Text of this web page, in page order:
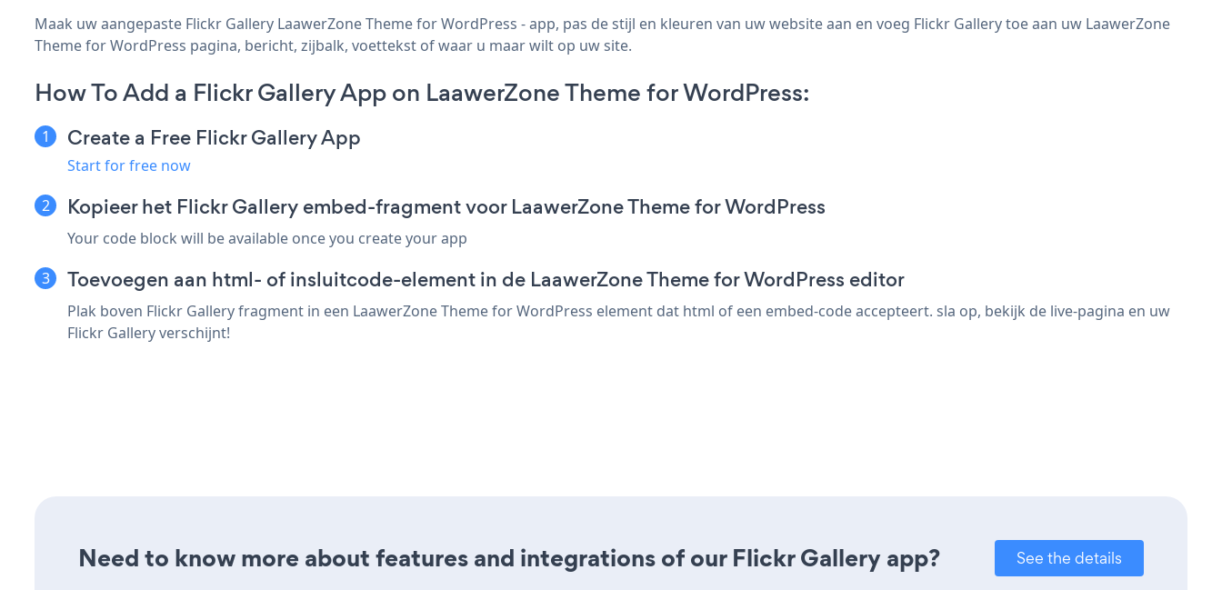
Maak uw aangepaste Flickr Gallery LaawerZone Theme for WordPress - app, pas de stijl en kleuren van uw website aan en voeg Flickr Gallery toe aan uw LaawerZone
Theme for WordPress pagina, bericht, zijbalk, voettekst of waar u maar wilt op uw site.
How To Add a Flickr Gallery App on LaawerZone Theme for WordPress:
Create a Free Flickr Gallery App
Start for free now
Kopieer het Flickr Gallery embed-fragment voor LaawerZone Theme for WordPress
Your code block will be available once you create your app
Toevoegen aan html- of insluitcode-element in de LaawerZone Theme for WordPress editor
Plak boven Flickr Gallery fragment in een LaawerZone Theme for WordPress element dat html of een embed-code accepteert. sla op, bekijk de live-pagina en uw
Flickr Gallery verschijnt!
Need to know more about features and integrations of our Flickr Gallery app? See the details